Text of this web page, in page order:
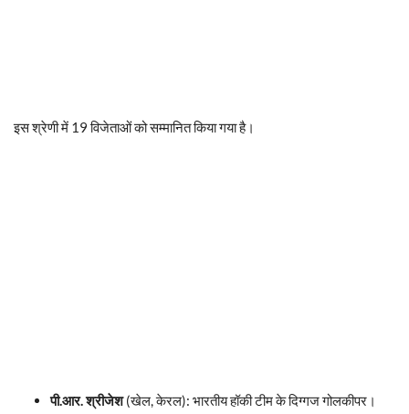
इस श्रेणी में 19 विजेताओं को सम्मानित किया गया है।
पी.आर. श्रीजेश(खेल, केरल): भारतीय हॉकी टीम के दिग्गज गोलकीपर।